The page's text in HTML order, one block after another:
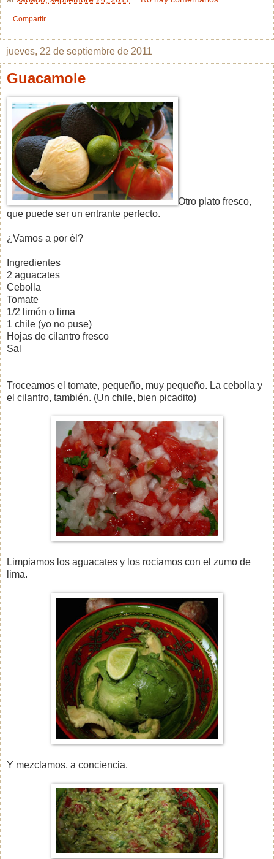
Compartir
jueves, 22 de septiembre de 2011
Guacamole
Otro plato fresco,
que puede ser un entrante perfecto.
¿Vamos a por él?
Ingredientes
2 aguacates
Cebolla
Tomate
1/2 limón o lima
1 chile (yo no puse)
Hojas de cilantro fresco
Sal
Troceamos el tomate, pequeño, muy pequeño. La cebolla y
el cilantro, también. (Un chile, bien picadito)
Limpiamos los aguacates y los rociamos con el zumo de
lima.
Y mezclamos, a conciencia.